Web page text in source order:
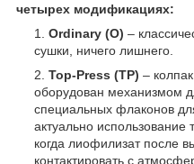
четырех модификациях:
Ordinary (O) –
сушки, ничего лишнего.
Top-Press (TP) –
оборудован механизмом
специальных флаконов
актуально использование
когда лиофилизат после
контактировать с